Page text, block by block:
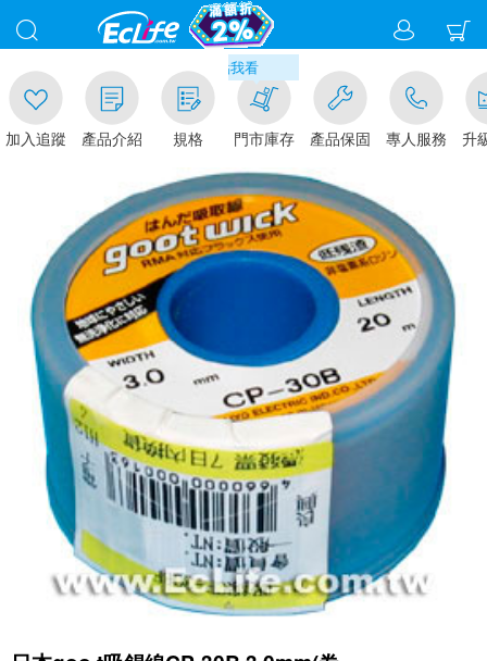
加入追蹤 產品介紹 規格
貨現折1%(部分商品不適用)-請點我看
門市庫存 產品保固 專人服務 升